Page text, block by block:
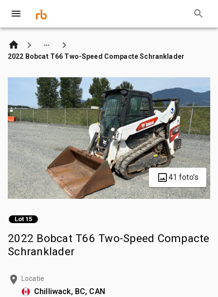
2022 Bobcat T66 Two-Speed Compacte Schranklader
41 foto's
Lot 15
2022 Bobcat T66 Two-Speed Compacte
Schranklader
Locatie
Chilliwack, BC, CAN